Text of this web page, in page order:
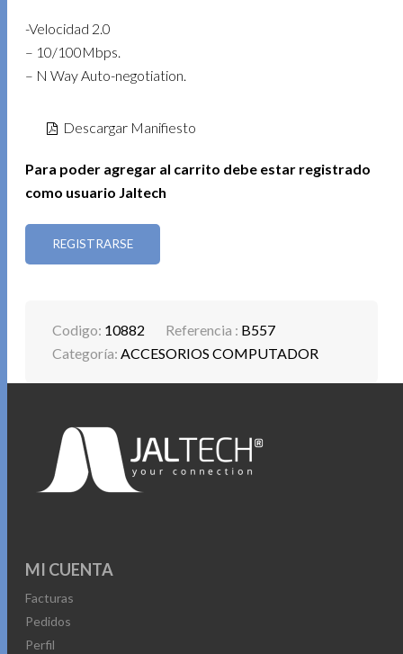
-Velocidad 2.0
– 10/100Mbps.
– N Way Auto-negotiation.
Descargar Manifiesto
Para poder agregar al carrito debe estar registrado
como usuario Jaltech
REGISTRARSE
Codigo: 10882 Referencia : B557
Categoría:ACCESORIOS COMPUTADOR
MI CUENTA
Facturas
Pedidos
Perfil